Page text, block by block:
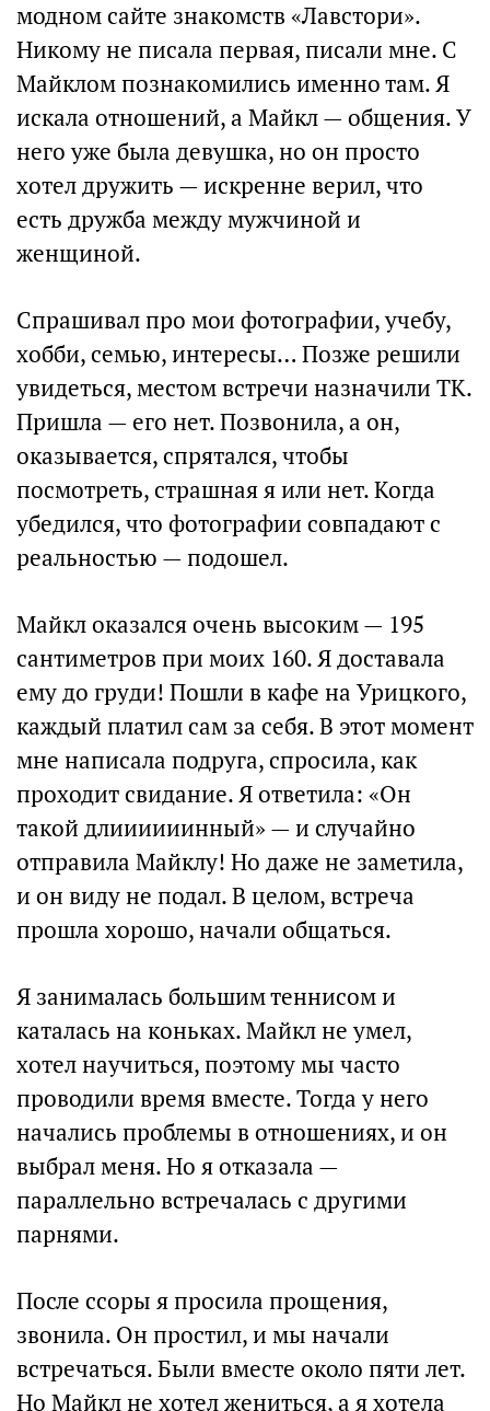
модном сайте знакомств «Лавстори».
Никому не писала первая, писали мне. С
Майклом познакомились именно там. Я
искала отношений, а Майкл — общения. У
него уже была девушка, но он просто
хотел дружить — искренне верил, что
есть дружба между мужчиной и
женщиной.
Спрашивал про мои фотографии, учебу,
хобби, семью, интересы… Позже решили
увидеться, местом встречи назначили ТК.
Пришла — его нет. Позвонила, а он,
оказывается, спрятался, чтобы
посмотреть, страшная я или нет. Когда
убедился, что фотографии совпадают с
реальностью — подошел.
Майкл оказался очень высоким — 195
сантиметров при моих 160. Я доставала
ему до груди! Пошли в кафе на Урицкого,
каждый платил сам за себя. В этот момент
мне написала подруга, спросила, как
проходит свидание. Я ответила: «Он
такой длиииииинный» — и случайно
отправила Майклу! Но даже не заметила,
и он виду не подал. В целом, встреча
прошла хорошо, начали общаться.
Я занималась большим теннисом и
каталась на коньках. Майкл не умел,
хотел научиться, поэтому мы часто
проводили время вместе. Тогда у него
начались проблемы в отношениях, и он
выбрал меня. Но я отказала —
параллельно встречалась с другими
парнями.
После ссоры я просила прощения,
звонила. Он простил, и мы начали
встречаться. Были вместе около пяти лет.
Но Майкл не хотел жениться, а я хотела